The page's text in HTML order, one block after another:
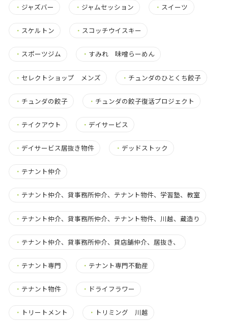
・ ジャズバー ・ ジャムセッション ・ スイーツ
・ スケルトン ・ スコッチウイスキー
・ スポーツジム ・ すみれ 味噌らーめん
・ セレクトショップ メンズ ・ チュンダのひとくち餃子
・ チュンダの餃子 ・ チュンダの餃子復活プロジェクト
・ テイクアウト ・ デイサービス
・ デイサービス居抜き物件 ・ デッドストック
・ テナント仲介
・ テナント仲介、貸事務所仲介、テナント物件、学習塾、教室
・ テナント仲介、貸事務所仲介、テナント物件、川越、蔵造り
・ テナント仲介、貸事務所仲介、貸店舗仲介、居抜き、
・ テナント専門 ・ テナント専門不動産
・ テナント物件 ・ ドライフラワー
・ トリートメント ・ トリミング 川越